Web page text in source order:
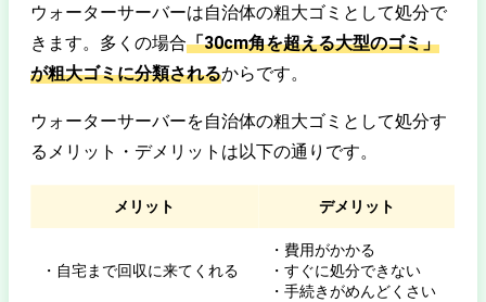
ウォーターサーバーは自治体の粗大ゴミとして処分で
きます。多くの場合「30cm角を超える大型のゴミ」
が粗大ゴミに分類されるからです。
ウォーターサーバーを自治体の粗大ゴミとして処分す
るメリット・デメリットは以下の通りです。
メリット デメリット
・自宅まで回収に来てくれる
・費用がかかる
・すぐに処分できない
・手続きがめんどくさい